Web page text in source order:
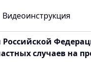
Видеоинструкция
случаев на